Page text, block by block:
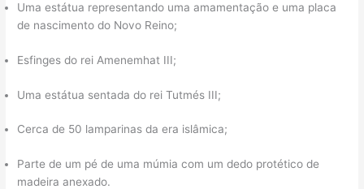
Uma estátua representando uma amamentação e uma placa
de nascimento do Novo Reino;
Esfinges do rei Amenemhat III;
Uma estátua sentada do rei Tutmés III;
Cerca de 50 lamparinas da era islâmica;
Parte de um pé de uma múmia com um dedo protético de
madeira anexado.